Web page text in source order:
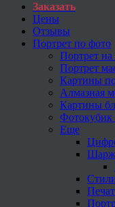
Заказать
Цены
Отзывы
Портрет по фото
Портрет на
Портрет
Картины
Алмазная
Картины
Фотокубик
Еще
Шарж